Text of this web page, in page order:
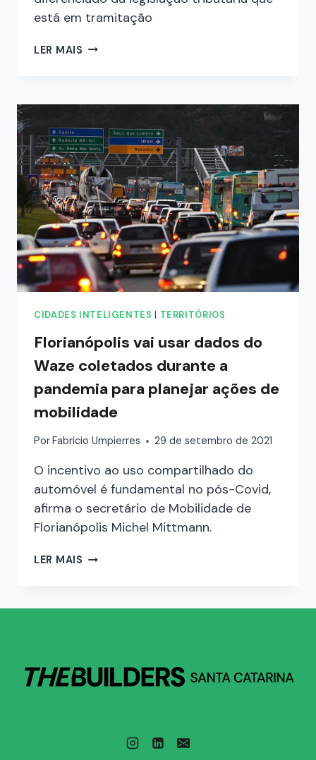
está em tramitação
LER MAIS
CIDADES INTELIGENTES TERRITÓRIOS
Florianópolis vai usar dados do
Waze coletados durante a
pandemia para planejar ações de
mobilidade
PorFabricio Umpierres 29 de setembro de 2021
O incentivo ao uso compartilhado do
automóvel é fundamental no pós-Covid,
afirma o secretário de Mobilidade de
Florianópolis Michel Mittmann.
LER MAIS